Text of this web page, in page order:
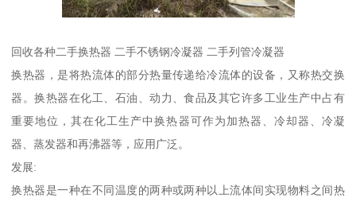
回收各种二手换热器 二手不锈钢冷凝器 二手列管冷凝器
换热器，是将热流体的部分热量传递给冷流体的设备，又称热交换
器。换热器在化工、石油、动力、食品及其它许多工业生产中占有
重要地位，其在化工生产中换热器可作为加热器、冷却器、冷凝
器、蒸发器和再沸器等，应用广泛。
发展:
换热器是一种在不同温度的两种或两种以上流体间实现物料之间热